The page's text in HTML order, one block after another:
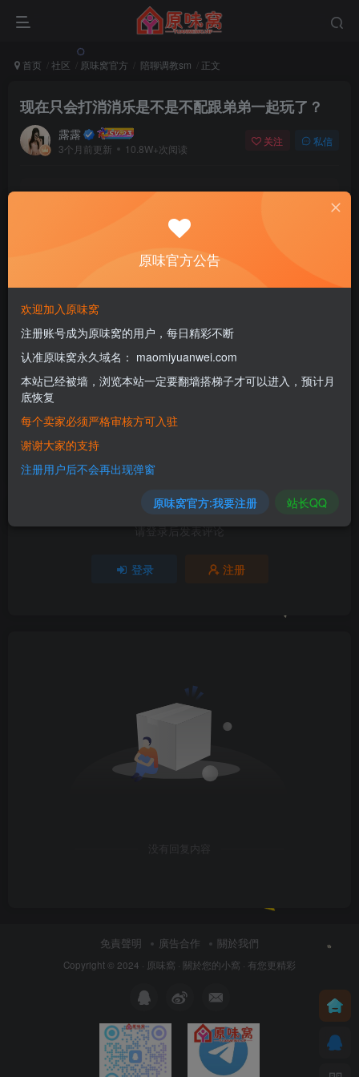
首页 社区 原味窝官方 陪聊调教sm 正文
现在只会打消消乐是不是不配跟弟弟一起玩了？
露露
3个月前更新 10.8W+次阅读
关注 私信
登录后继续查看
请登录后发表评论
登录 注册
没有回复内容
免責聲明 廣告合作 關於我們
Copyright © 2024 · 原味窩 · 關於您的小窩 · 有您更精彩
原味官方公告
欢迎加入原味窝
注册账号成为原味窝的用户，每日精彩不断
认准原味窝永久域名： maomiyuanwei.com
本站已经被墙，浏览本站一定要翻墙搭梯子才可以进入，预计月
底恢复
每个卖家必须严格审核方可入驻
谢谢大家的支持
注册用户后不会再出现弹窗
原味窝官方:我要注册 站长QQ